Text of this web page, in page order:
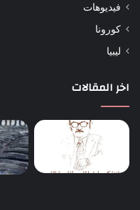
فيديوهات
كورونا
ليبيا
اخر المقالات